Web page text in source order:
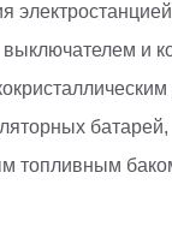
и
батарей,
топливным